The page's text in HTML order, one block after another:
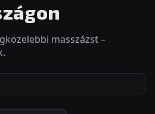
masszázst –